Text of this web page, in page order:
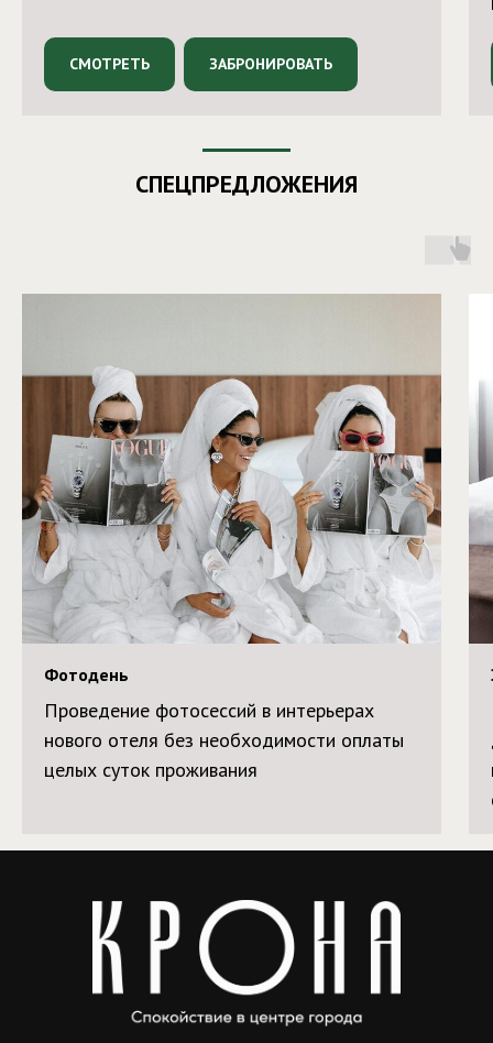
СМОТРЕТЬ ЗАБРОНИРОВАТЬ
СПЕЦПРЕДЛОЖЕНИЯ
Фотодень
Проведение фотосессий в интерьерах
нового отеля без необходимости оплаты
целых суток проживания